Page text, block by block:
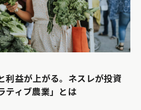
利益が上がる。ネスレが投資
ティブ農業」とは